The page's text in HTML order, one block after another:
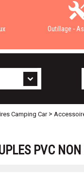
Outillage -
Camping Car>
PVC